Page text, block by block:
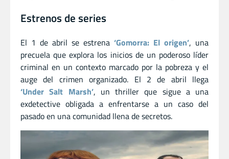
Estrenos de series
El 1 de abril se estrena ‘Gomorra: El origen’, una
precuela que explora los inicios de un poderoso líder
criminal en un contexto marcado por la pobreza y el
auge del crimen organizado. El 2 de abril llega
‘Under Salt Marsh’, un thriller que sigue a una
exdetective obligada a enfrentarse a un caso del
pasado en una comunidad llena de secretos.